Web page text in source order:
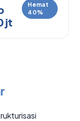
jt
Hemat
40%